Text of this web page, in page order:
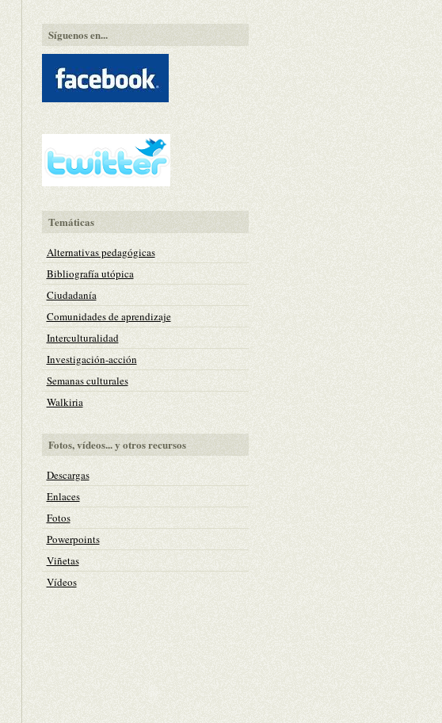
Síguenos en...
Temáticas
Alternativas pedagógicas
Bibliografía utópica
Ciudadanía
Comunidades de aprendizaje
Interculturalidad
Investigación-acción
Semanas culturales
Walkiria
Fotos, vídeos... y otros recursos
Descargas
Enlaces
Fotos
Powerpoints
Viñetas
Vídeos